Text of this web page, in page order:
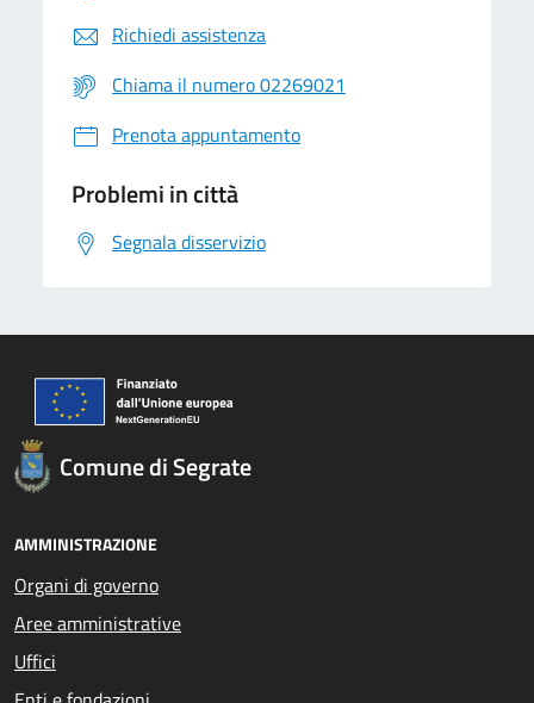
Richiedi assistenza
Chiama il numero 02269021
Prenota appuntamento
Problemi in città
Segnala disservizio
Comune di Segrate
AMMINISTRAZIONE
Organi di governo
Aree amministrative
Uffici